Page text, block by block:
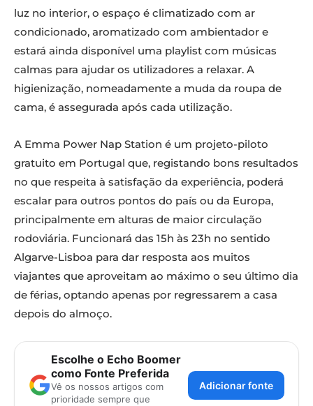
luz no interior, o espaço é climatizado com ar
condicionado, aromatizado com ambientador e
estará ainda disponível uma playlist com músicas
calmas para ajudar os utilizadores a relaxar. A
higienização, nomeadamente a muda da roupa de
cama, é assegurada após cada utilização.
A Emma Power Nap Station é um projeto-piloto
gratuito em Portugal que, registando bons resultados
no que respeita à satisfação da experiência, poderá
escalar para outros pontos do país ou da Europa,
principalmente em alturas de maior circulação
rodoviária. Funcionará das 15h às 23h no sentido
Algarve-Lisboa para dar resposta aos muitos
viajantes que aproveitam ao máximo o seu último dia
de férias, optando apenas por regressarem a casa
depois do almoço.
Escolhe o Echo Boomer
como Fonte Preferida
Vê os nossos artigos com
prioridade sempre que
Adicionar fonte